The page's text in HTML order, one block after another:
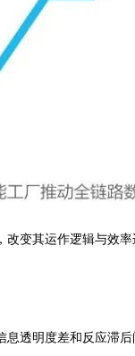
变其运作逻辑与效
透明度差和反应滞